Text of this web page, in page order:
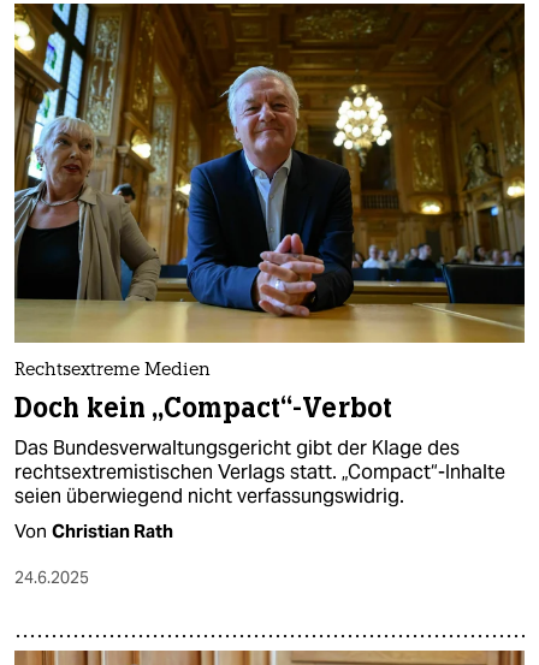
Rechtsextreme Medien
Doch kein „Compact“-Verbot
Das Bundesverwaltungsgericht gibt der Klage des
rechtsextremistischen Verlags statt. „Compact“-Inhalte
seien überwiegend nicht verfassungswidrig.
Von Christian Rath
24.6.2025